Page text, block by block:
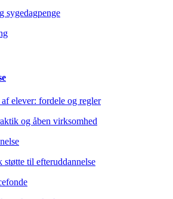
sygedagpenge
elever: fordele og regler
og åben virksomhed
til efteruddannelse